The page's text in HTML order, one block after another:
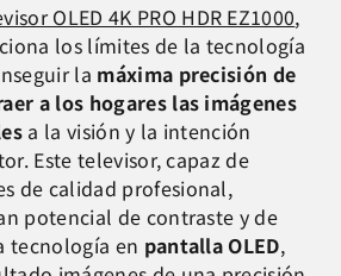
OLED 4K PRO HDR EZ1000,
los límites de la tecnología
la máxima precisión de
a los hogares las imágenes
a la visión y la intención
Este televisor, capaz de
de calidad profesional,
potencial de contraste y de
tecnología en pantalla OLED,